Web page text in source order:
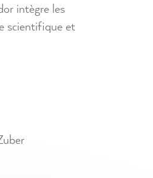
intègre les
scientifique et